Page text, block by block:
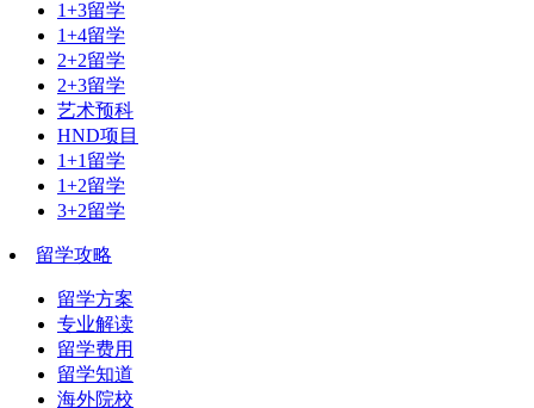
1+3留学
1+4留学
2+2留学
2+3留学
艺术预科
HND项目
1+1留学
1+2留学
3+2留学
留学攻略
留学方案
专业解读
留学费用
留学知道
海外院校